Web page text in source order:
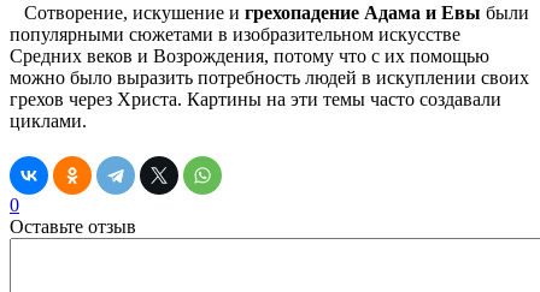
Сотворение, искушение и грехопадение Адама и Евы были
популярными сюжетами в изобразительном искусстве
Средних веков и Возрождения, потому что с их помощью
можно было выразить потребность людей в искуплении своих
грехов через Христа. Картины на эти темы часто создавали
циклами.
0
Оставьте отзыв